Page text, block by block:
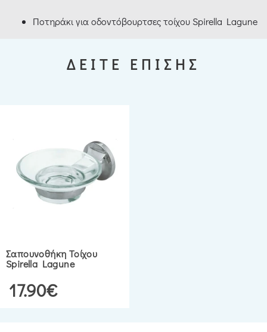
Ποτηράκι για οδοντόβουρτσες τοίχου Spirella Lagune
ΔΕΙΤΕ ΕΠΙΣΗΣ
Σαπουνοθήκη Τοίχου
Spirella Lagune
17.90€